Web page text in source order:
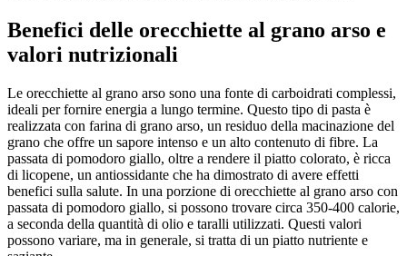
Benefici delle orecchiette al grano arso e
valori nutrizionali
Le orecchiette al grano arso sono una fonte di carboidrati complessi,
ideali per fornire energia a lungo termine. Questo tipo di pasta è
realizzata con farina di grano arso, un residuo della macinazione del
grano che offre un sapore intenso e un alto contenuto di fibre. La
passata di pomodoro giallo, oltre a rendere il piatto colorato, è ricca
di licopene, un antiossidante che ha dimostrato di avere effetti
benefici sulla salute. In una porzione di orecchiette al grano arso con
passata di pomodoro giallo, si possono trovare circa 350-400 calorie,
a seconda della quantità di olio e taralli utilizzati. Questi valori
possono variare, ma in generale, si tratta di un piatto nutriente e